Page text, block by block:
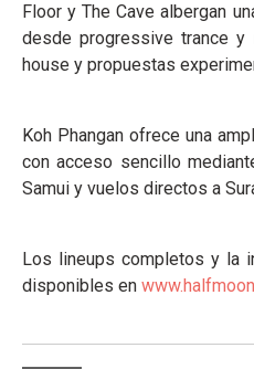
Floor y The Cave albergan
desde progressive trance y
house y propuestas
Koh Phangan ofrece una
con acceso sencillo
Samui y vuelos directos a
Los lineups completos y la
disponibles en